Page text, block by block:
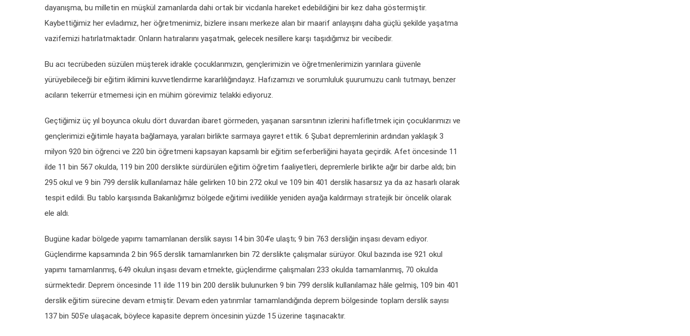
dayanışma, bu milletin en müşkül zamanlarda dahi ortak bir vicdanla hareket edebildiğini bir kez daha göstermiştir.
Kaybettiğimiz her evladımız, her öğretmenimiz, bizlere insanı merkeze alan bir maarif anlayışını daha güçlü şekilde yaşatma
vazifemizi hatırlatmaktadır. Onların hatıralarını yaşatmak, gelecek nesillere karşı taşıdığımız bir vecibedir.
Bu acı tecrübeden süzülen müşterek idrakle çocuklarımızın, gençlerimizin ve öğretmenlerimizin yarınlara güvenle
yürüyebileceği bir eğitim iklimini kuvvetlendirme kararlılığındayız. Hafızamızı ve sorumluluk şuurumuzu canlı tutmayı, benzer
acıların tekerrür etmemesi için en mühim görevimiz telakki ediyoruz.
Geçtiğimiz üç yıl boyunca okulu dört duvardan ibaret görmeden, yaşanan sarsıntının izlerini hafifletmek için çocuklarımızı ve
gençlerimizi eğitimle hayata bağlamaya, yaraları birlikte sarmaya gayret ettik. 6 Şubat depremlerinin ardından yaklaşık 3
milyon 920 bin öğrenci ve 220 bin öğretmeni kapsayan kapsamlı bir eğitim seferberliğini hayata geçirdik. Afet öncesinde 11
ilde 11 bin 567 okulda, 119 bin 200 derslikte sürdürülen eğitim öğretim faaliyetleri, depremlerle birlikte ağır bir darbe aldı; bin
295 okul ve 9 bin 799 derslik kullanılamaz hâle gelirken 10 bin 272 okul ve 109 bin 401 derslik hasarsız ya da az hasarlı olarak
tespit edildi. Bu tablo karşısında Bakanlığımız bölgede eğitimi ivedilikle yeniden ayağa kaldırmayı stratejik bir öncelik olarak
ele aldı.
Bugüne kadar bölgede yapımı tamamlanan derslik sayısı 14 bin 304’e ulaştı; 9 bin 763 dersliğin inşası devam ediyor.
Güçlendirme kapsamında 2 bin 965 derslik tamamlanırken bin 72 derslikte çalışmalar sürüyor. Okul bazında ise 921 okul
yapımı tamamlanmış, 649 okulun inşası devam etmekte, güçlendirme çalışmaları 233 okulda tamamlanmış, 70 okulda
sürmektedir. Deprem öncesinde 11 ilde 119 bin 200 derslik bulunurken 9 bin 799 derslik kullanılamaz hâle gelmiş, 109 bin 401
derslik eğitim sürecine devam etmiştir. Devam eden yatırımlar tamamlandığında deprem bölgesinde toplam derslik sayısı
137 bin 505’e ulaşacak, böylece kapasite deprem öncesinin yüzde 15 üzerine taşınacaktır.